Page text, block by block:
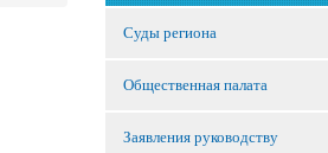
Суды региона
Общественная палата
Заявления руководству